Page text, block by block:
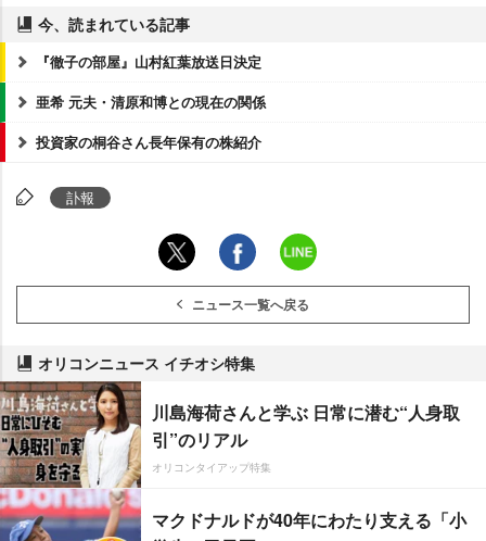
今、読まれている記事
『徹子の部屋』山村紅葉放送日決定
亜希 元夫・清原和博との現在の関係
投資家の桐谷さん長年保有の株紹介
訃報
ニュース一覧へ戻る
オリコンニュース イチオシ特集
川島海荷さんと学ぶ 日常に潜む“人身取
引”のリアル
オリコンタイアップ特集
マクドナルドが40年にわたり支える「小